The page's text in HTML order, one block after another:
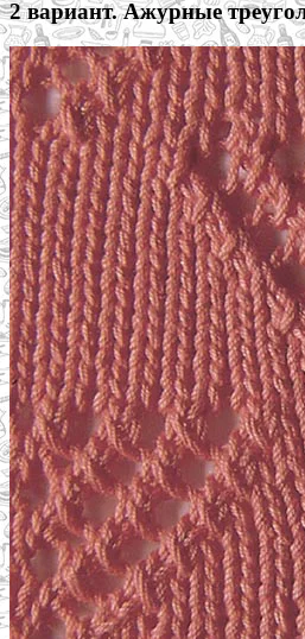
2 вариант. Ажурные